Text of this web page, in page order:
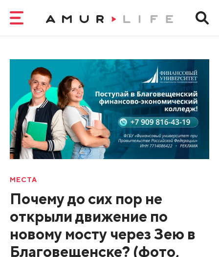
МЕСТА
Почему до сих пор не
открыли движение по
новому мосту через Зею в
Благовещенске? (фото,